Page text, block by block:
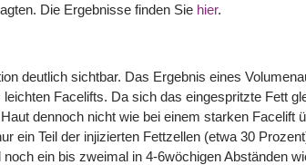
Die Ergebnisse finden Sie hier.
deutlich sichtbar. Das Ergebnis eines
Facelifts. Da sich das eingespritzte Fett
dennoch nicht wie bei einem starken Facelift
ein Teil der injizierten Fettzellen (etwa 30
ein bis zweimal in 4-6wöchigen Abständen